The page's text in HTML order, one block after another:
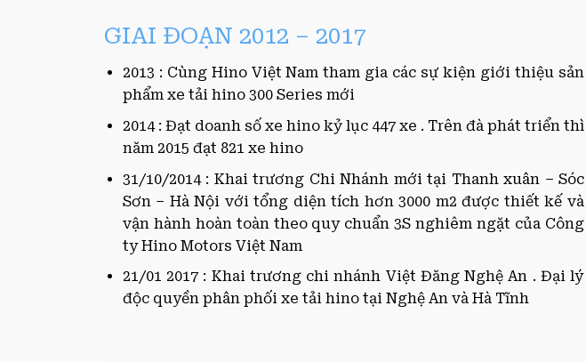
GIAI ĐOẠN 2012 – 2017
2013 : Cùng Hino Việt Nam tham gia các sự kiện giới thiệu sản
phẩm xe tải hino 300 Series mới
2014 : Đạt doanh số xe hino kỷ lục 447 xe . Trên đà phát triển thì
năm 2015 đạt 821 xe hino
31/10/2014 : Khai trương Chi Nhánh mới tại Thanh xuân – Sóc
Sơn – Hà Nội với tổng diện tích hơn 3000 m2 được thiết kế và
vận hành hoàn toàn theo quy chuẩn 3S nghiêm ngặt của Công
ty Hino Motors Việt Nam
21/01 2017 : Khai trương chi nhánh Việt Đăng Nghệ An . Đại lý
độc quyền phân phối xe tải hino tại Nghệ An và Hà Tĩnh